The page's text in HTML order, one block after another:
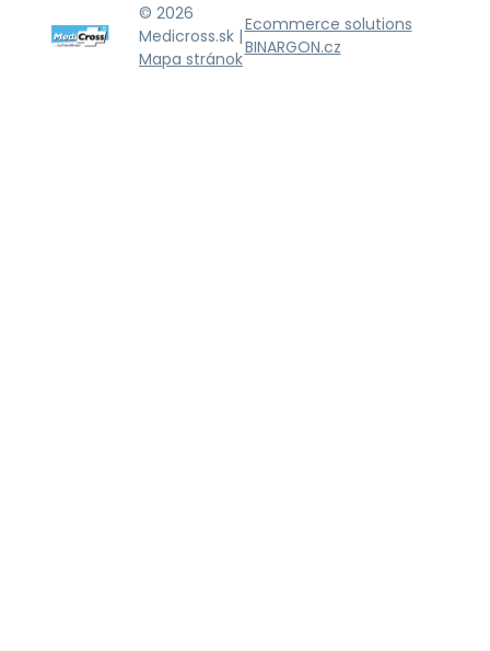
© 2026
Medicross.sk |
Mapa stránok
Ecommerce solutions
BINARGON.cz